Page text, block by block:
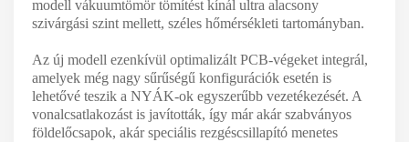
modell vákuumtömör tömítést kínál ultra alacsony
szivárgási szint mellett, széles hőmérsékleti tartományban.
Az új modell ezenkívül optimalizált PCB-végeket integrál,
amelyek még nagy sűrűségű konfigurációk esetén is
lehetővé teszik a NYÁK-ok egyszerűbb vezetékezését. A
vonalcsatlakozást is javították, így már akár szabványos
földelőcsapok, akár speciális rezgéscsillapító menetes